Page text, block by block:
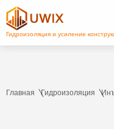
Главная Гидроизоляция